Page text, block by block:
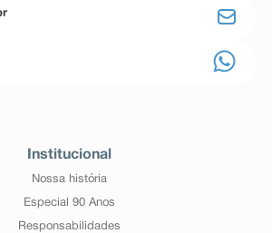
Institucional
Nossa história
Especial 90 Anos
Responsabilidades